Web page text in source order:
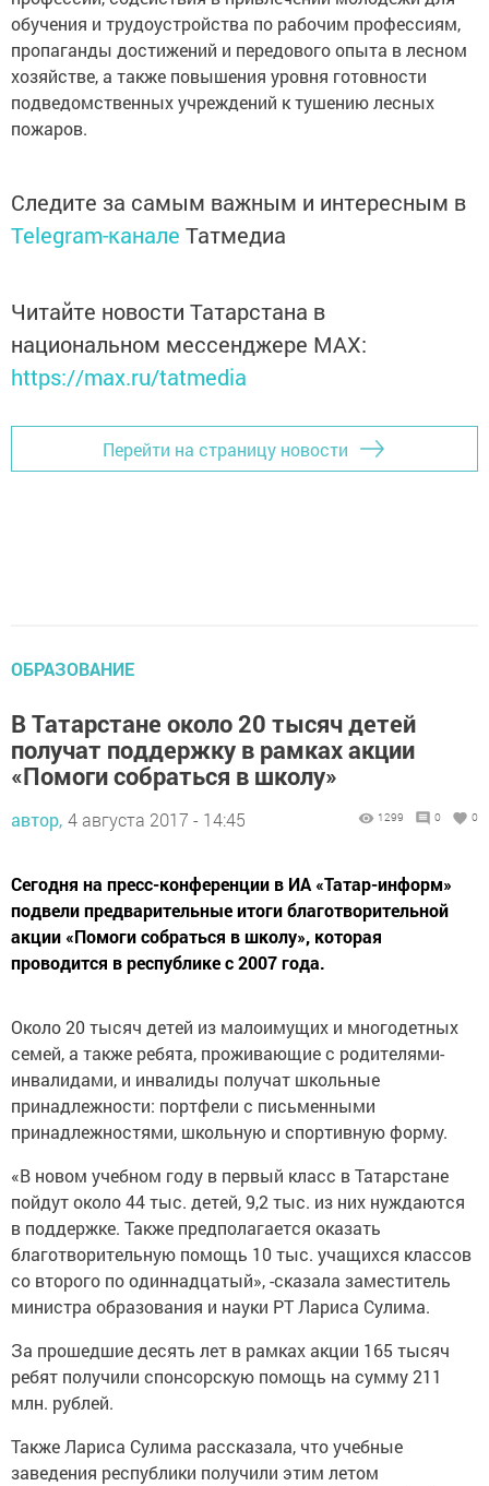
обучения и трудоустройства по рабочим профессиям,
пропаганды достижений и передового опыта в лесном
хозяйстве, а также повышения уровня готовности
подведомственных учреждений к тушению лесных
пожаров.
Следите за самым важным и интересным в
Telegram-канале Татмедиа
Читайте новости Татарстана в
национальном мессенджере MАХ:
https://max.ru/tatmedia
Перейти на страницу новости
ОБРАЗОВАНИЕ
В Татарстане около 20 тысяч детей
получат поддержку в рамках акции
«Помоги собраться в школу»
автор, 4 августа 2017 - 14:45 1299 0 0
Сегодня на пресс-конференции в ИА «Татар-информ»
подвели предварительные итоги благотворительной
акции «Помоги собраться в школу», которая
проводится в республике с 2007 года.
Около 20 тысяч детей из малоимущих и многодетных
семей, а также ребята, проживающие с родителями-
инвалидами, и инвалиды получат школьные
принадлежности: портфели с письменными
принадлежностями, школьную и спортивную форму.
«В новом учебном году в первый класс в Татарстане
пойдут около 44 тыс. детей, 9,2 тыс. из них нуждаются
в поддержке. Также предполагается оказать
благотворительную помощь 10 тыс. учащихся классов
со второго по одиннадцатый», -сказала заместитель
министра образования и науки РТ Лариса Сулима.
За прошедшие десять лет в рамках акции 165 тысяч
ребят получили спонсорскую помощь на сумму 211
млн. рублей.
Также Лариса Сулима рассказала, что учебные
заведения республики получили этим летом